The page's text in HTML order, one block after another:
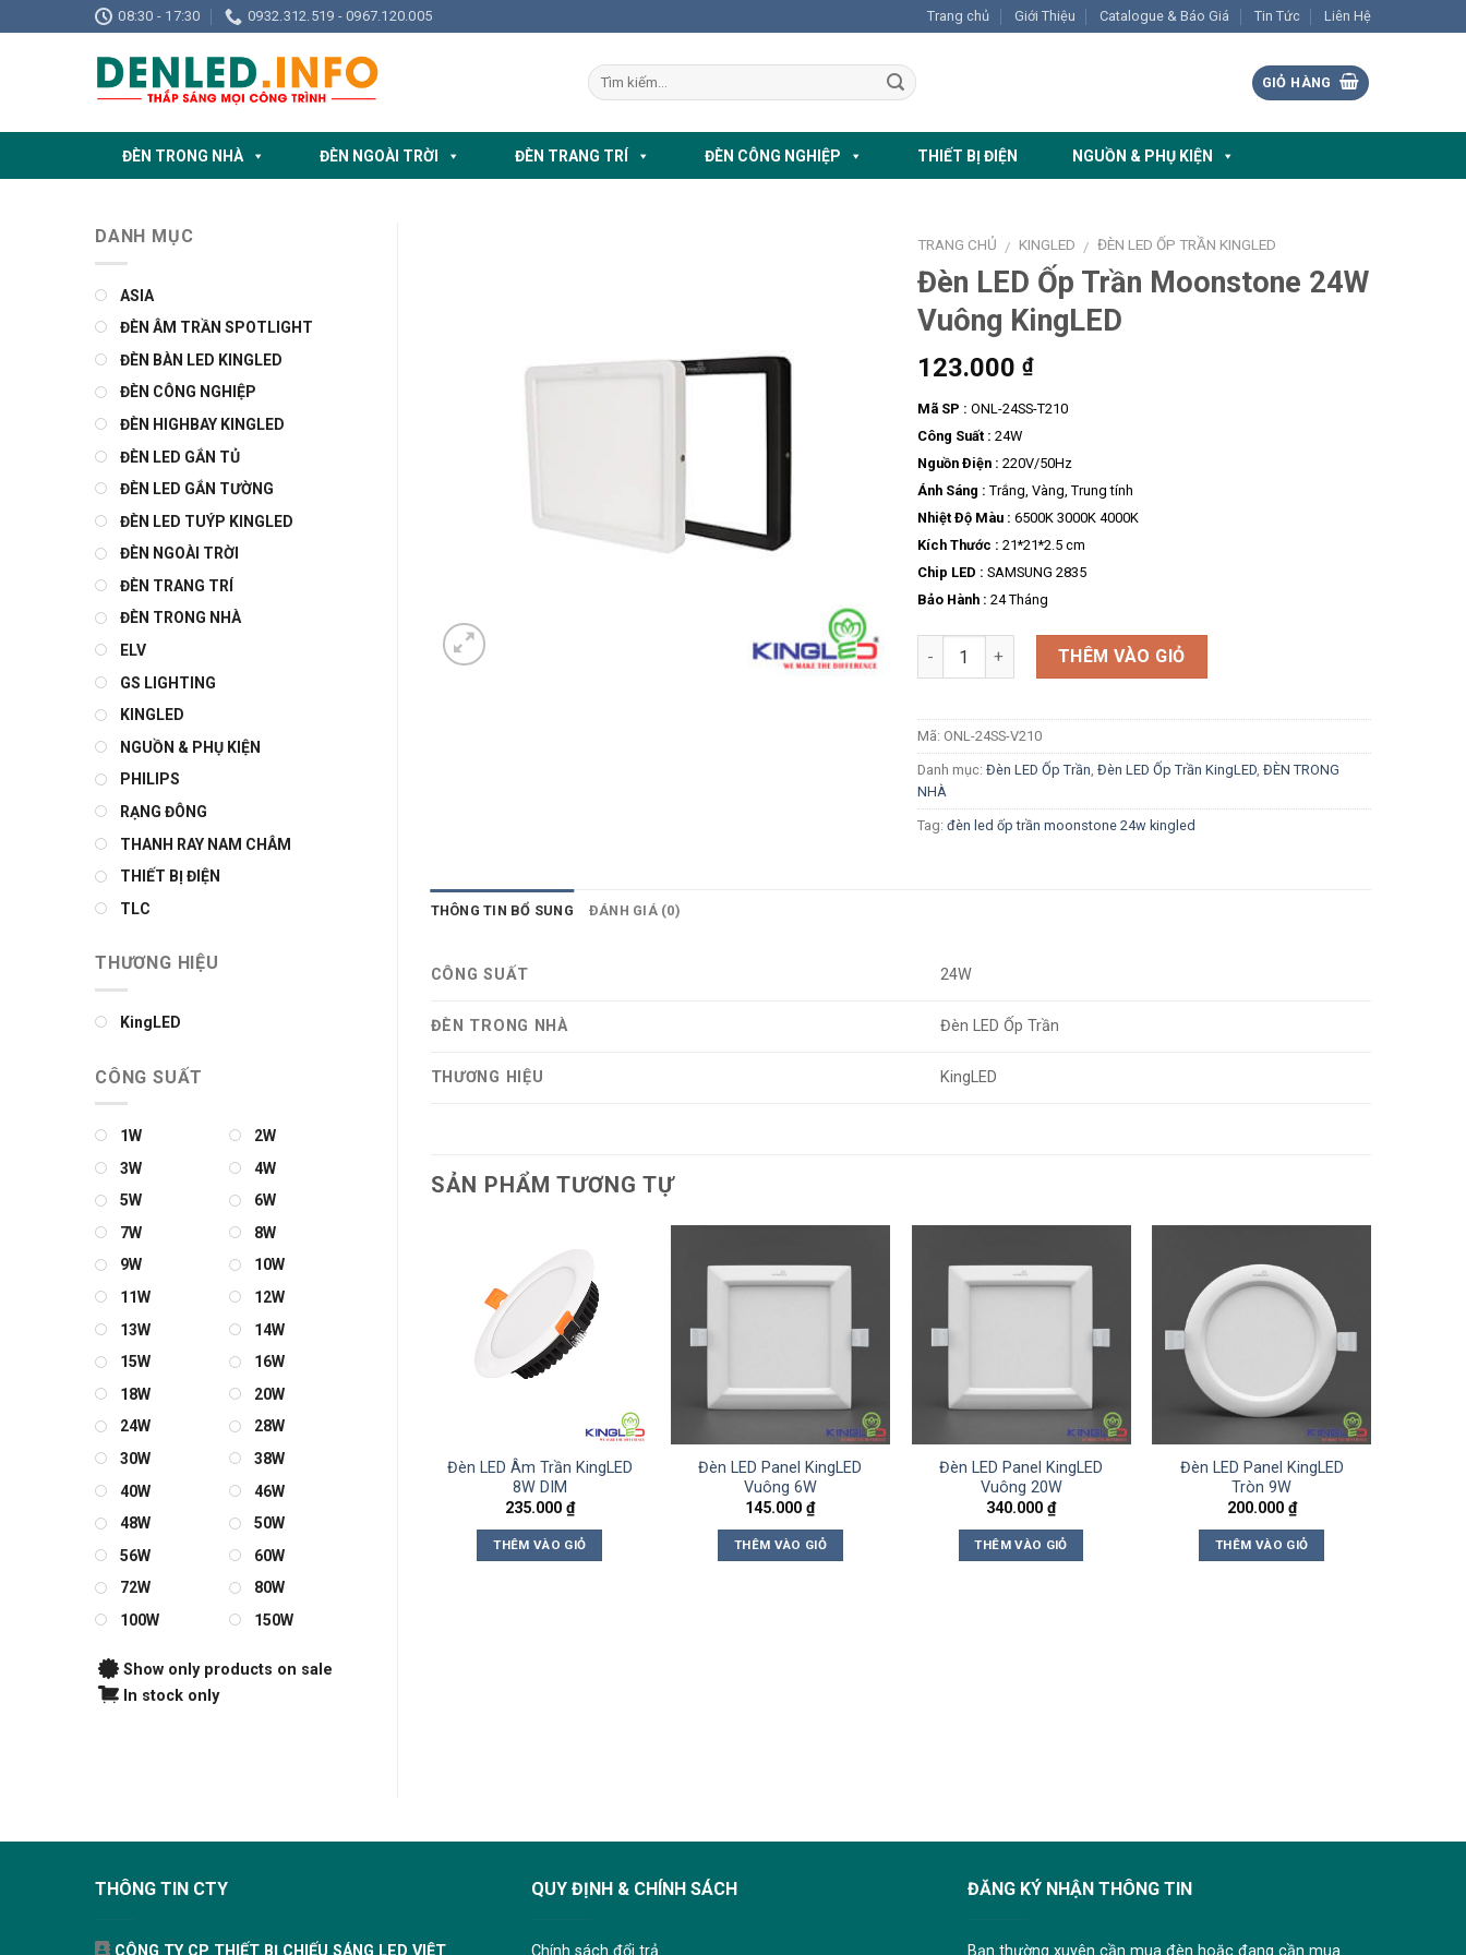
to
08:30 - 17:30 0932.312.519 - 0967.120.005 Trang chủ Giới Thiệu Catalogue & Báo Giá Tin Tức Liên Hệ
GIỎ HÀNG
ĐÈN TRONG NHÀ ĐÈN NGOÀI TRỜI ĐÈN TRANG TRÍ ĐÈN CÔNG NGHIỆP THIẾT BỊ ĐIỆN NGUỒN & PHỤ KIỆN
TRANG CHỦ / KINGLED / ĐÈN LED ỐP TRẦN KINGLED
Đèn LED Ốp Trần Moonstone 24W
Vuông KingLED
123.000 ₫
Mã SP : ONL-24SS-T210
Công Suất : 24W
Nguồn Điện : 220V/50Hz
Ánh Sáng : Trắng, Vàng, Trung tính
Nhiệt Độ Màu : 6500K 3000K 4000K
Kích Thước : 21*21*2.5 cm
Chip LED : SAMSUNG 2835
Bảo Hành : 24 Tháng
Số lượng THÊM VÀO GIỎ
Mã: ONL-24SS-V210
Danh mục: Đèn LED Ốp Trần, Đèn LED Ốp Trần KingLED, ĐÈN TRONG
NHÀ
Tag: đèn led ốp trần moonstone 24w kingled
THÔNG TIN BỔ SUNG ĐÁNH GIÁ (0)
CÔNG SUẤT 24W
ĐÈN TRONG NHÀ Đèn LED Ốp Trần
THƯƠNG HIỆU KingLED
SẢN PHẨM TƯƠNG TỰ
Đèn LED Âm Trần KingLED
8W DIM
235.000 ₫
THÊM VÀO GIỎ
Đèn LED Panel KingLED
Vuông 6W
145.000₫
THÊM VÀO GIỎ
Đèn LED Panel KingLED
Vuông 20W
340.000₫
THÊM VÀO GIỎ
Đèn LED Panel KingLED
Tròn 9W
200.000 ₫
THÊM VÀO GIỎ
LED Panel KingLED
72W 60x120cm
Đèn LED Panel KingLED
Vuông 12W
DANH MỤC
ASIA
ĐÈN ÂM TRẦN SPOTLIGHT
ĐÈN BÀN LED KINGLED
ĐÈN CÔNG NGHIỆP
ĐÈN HIGHBAY KINGLED
ĐÈN LED GẮN TỦ
ĐÈN LED GẮN TƯỜNG
ĐÈN LED TUÝP KINGLED
ĐÈN NGOÀI TRỜI
ĐÈN TRANG TRÍ
ĐÈN TRONG NHÀ
ELV
GS LIGHTING
KINGLED
NGUỒN & PHỤ KIỆN
PHILIPS
RẠNG ĐÔNG
THANH RAY NAM CHÂM
THIẾT BỊ ĐIỆN
TLC
THƯƠNG HIỆU
KingLED
CÔNG SUẤT
1W
2W
3W
4W
5W
6W
7W
8W
9W
10W
11W
12W
13W
14W
15W
16W
18W
20W
24W
28W
30W
38W
40W
46W
48W
50W
56W
60W
72W
80W
100W
150W
Show only products on sale
In stock only
THÔNG TIN CTY
CÔNG TY CP THIẾT BỊ CHIẾU SÁNG LED VIỆT
QUY ĐỊNH & CHÍNH SÁCH
Chính sách đổi trả
ĐĂNG KÝ NHẬN THÔNG TIN
Bạn thường xuyên cần mua đèn hoặc đang cần mua